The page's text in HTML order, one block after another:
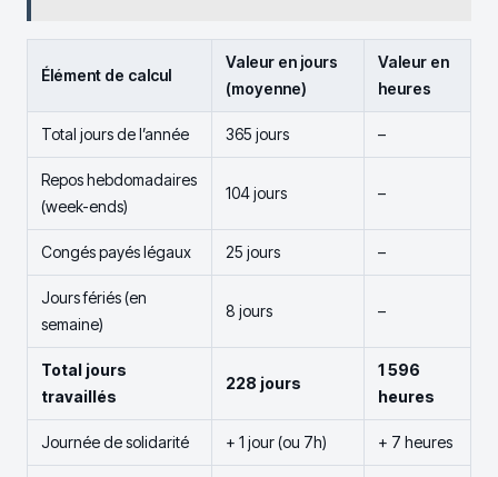
Élément de calcul
Valeur en jours
(moyenne)
Valeur en
heures
Total jours de l’année 365 jours –
Repos hebdomadaires
(week-ends)
104 jours –
Congés payés légaux 25 jours –
Jours fériés (en
semaine)
8 jours –
Total jours
travaillés
228 jours
1 596
heures
Journée de solidarité + 1 jour (ou 7h) + 7 heures